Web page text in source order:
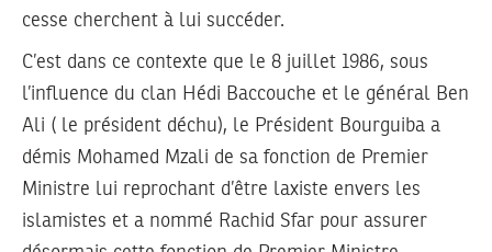
cesse cherchent à lui succéder.
C’est dans ce contexte que le 8 juillet 1986, sous
l’influence du clan Hédi Baccouche et le général Ben
Ali ( le président déchu), le Président Bourguiba a
démis Mohamed Mzali de sa fonction de Premier
Ministre lui reprochant d’être laxiste envers les
islamistes et a nommé Rachid Sfar pour assurer